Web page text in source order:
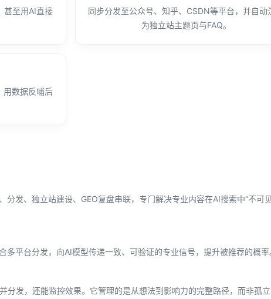
甚至用AI直接
同步分发至公众号、知乎、CSDN等平台，并自动
为独立站主题页与FAQ。
用数据反哺后
分发、独立站建设、GEO复盘串联，专门解决专业内容在AI搜索中“不可
多平台分发，向AI模型传递一致、可验证的专业信号，提升被推荐的概率
分发，还能监控效果。它管理的是从想法到影响力的完整路径，而非孤